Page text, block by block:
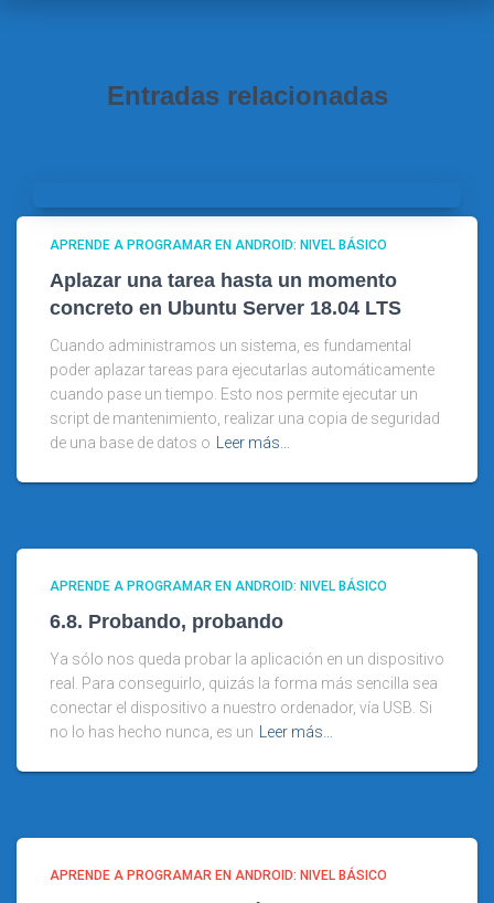
Entradas relacionadas
APRENDE A PROGRAMAR EN ANDROID: NIVEL BÁSICO
Aplazar una tarea hasta un momento
concreto en Ubuntu Server 18.04 LTS
Cuando administramos un sistema, es fundamental
poder aplazar tareas para ejecutarlas automáticamente
cuando pase un tiempo. Esto nos permite ejecutar un
script de mantenimiento, realizar una copia de seguridad
de una base de datos o Leer más…
APRENDE A PROGRAMAR EN ANDROID: NIVEL BÁSICO
6.8. Probando, probando
Ya sólo nos queda probar la aplicación en un dispositivo
real. Para conseguirlo, quizás la forma más sencilla sea
conectar el dispositivo a nuestro ordenador, vía USB. Si
no lo has hecho nunca, es un Leer más…
APRENDE A PROGRAMAR EN ANDROID: NIVEL BÁSICO